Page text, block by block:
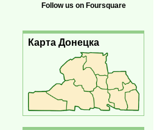
Follow us on Foursquare
Карта Донецка